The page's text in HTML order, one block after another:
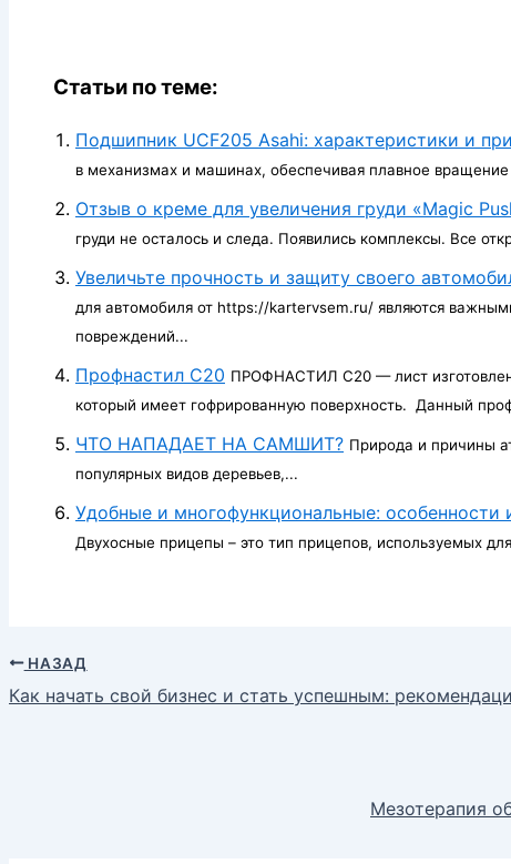
Статьи по теме:
Подшипник UCF205 Asahi: характеристики и
в механизмах и машинах, обеспечивая плавное
Отзыв о креме для увеличения груди «Magic
груди не осталось и следа. Появились комплексы. Все
Увеличьте прочность и защиту своего
для автомобиля от https://kartervsem.ru/ являются
повреждений...
Профнастил С20 ПРОФНАСТИЛ С20 — лист
который имеет гофрированную поверхность. Данный
ЧТО НАПАДАЕТ НА САМШИТ? Природа и причины
популярных видов деревьев,...
Удобные и многофункциональные:
Двухосные прицепы – это тип прицепов, используемых
НАЗАД
Как начать свой бизнес и стать успешным:
Мезотерапия